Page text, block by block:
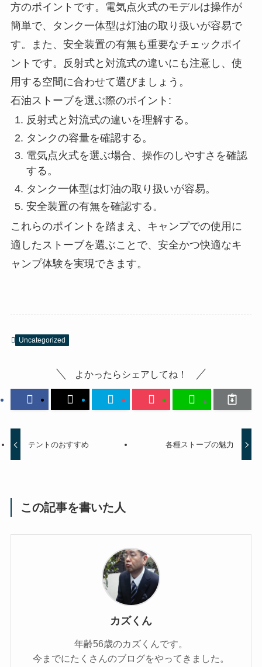
方のポイントです。電気点火式のモデルは操作が
簡単で、タンク一体型は灯油の取り扱いが容易で
す。また、安全装置の有無も重要なチェックポイ
ントです。反射式と対流式の違いにも注意し、使
用する空間に合わせて選びましょう。
石油ストーブを選ぶ際のポイント:
反射式と対流式の違いを理解する。
タンクの容量を確認する。
電気点火式を選ぶ場合、操作のしやすさを確認
する。
タンク一体型は灯油の取り扱いが容易。
安全装置の有無を確認する。
これらのポイントを踏まえ、キャンプでの使用に
適したストーブを選ぶことで、安全かつ快適なキ
ャンプ体験を実現できます。
Uncategorized
よかったらシェアしてね！
テントのおすすめ 各種ストーブの魅力
この記事を書いた人
カズくん
年齢56歳のカズくんです。
今までにたくさんのブログをやってきました。